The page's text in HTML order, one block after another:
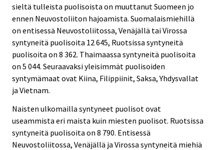
sieltä tulleista puolisoista on muuttanut Suomeen jo
ennen Neuvostoliiton hajoamista. Suomalaismiehillä
on entisessä Neuvostoliitossa, Venäjällä tai Virossa
syntyneitä puolisoita 12 645, Ruotsissa syntyneitä
puolisoita on 8 362. Thaimaassa syntyneitä puolisoita
on 5 044. Seuraavaksi yleisimmät puolisoiden
syntymämaat ovat Kiina, Filippiinit, Saksa, Yhdysvallat
ja Vietnam.
Naisten ulkomailla syntyneet puolisot ovat
useammista eri maista kuin miesten puolisot. Ruotsissa
syntyneitä puolisoita on 8 790. Entisessä
Neuvostoliitossa, Venäjällä ja Virossa syntyneitä miehiä